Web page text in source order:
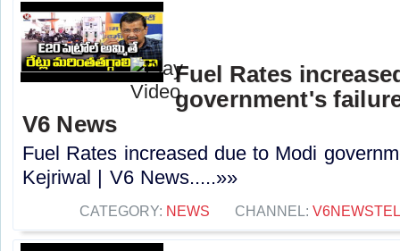
Fuel Rates
government's
V6 News
Fuel Rates increased due to Modi
Kejriwal | V6 News.....»»
CATEGORY: NEWS CHANNEL: